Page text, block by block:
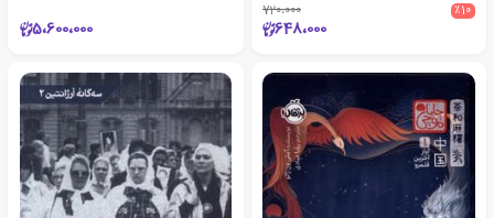
٪10 720،000
648،000 5،600،000